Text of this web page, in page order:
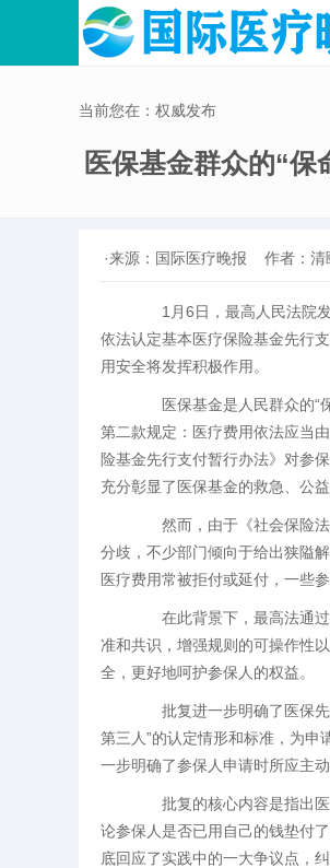
当前您在：权威发布
医保基金群众的“保
·来源：国际医疗晚报 作者：清
1月6日，最高人民法院发
依法认定基本医疗保险基金先行
用安全将发挥积极作用。
医保基金是人民群众的“保
第二款规定：医疗费用依法应当
险基金先行支付暂行办法》对参
充分彰显了医保基金的救急、公
然而，由于《社会保险法
分歧，不少部门倾向于给出狭隘
医疗费用常被拒付或延付，一些
在此背景下，最高法通过
准和共识，增强规则的可操作性
全，更好地呵护参保人的权益。
批复进一步明确了医保先
第三人”的认定情形和标准，为
一步明确了参保人申请时所应主
批复的核心内容是指出医
论参保人是否已用自己的钱垫付
底回应了实践中的一大争议点，